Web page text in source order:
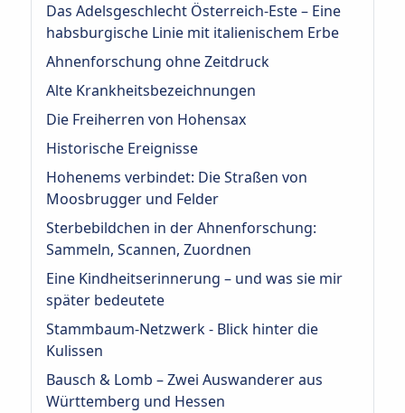
Das Adelsgeschlecht Österreich‑Este – Eine
habsburgische Linie mit italienischem Erbe
Ahnenforschung ohne Zeitdruck
Alte Krankheitsbezeichnungen
Die Freiherren von Hohensax
Historische Ereignisse
Hohenems verbindet: Die Straßen von
Moosbrugger und Felder
Sterbebildchen in der Ahnenforschung:
Sammeln, Scannen, Zuordnen
Eine Kindheitserinnerung – und was sie mir
später bedeutete
Stammbaum-Netzwerk - Blick hinter die
Kulissen
Bausch & Lomb – Zwei Auswanderer aus
Württemberg und Hessen